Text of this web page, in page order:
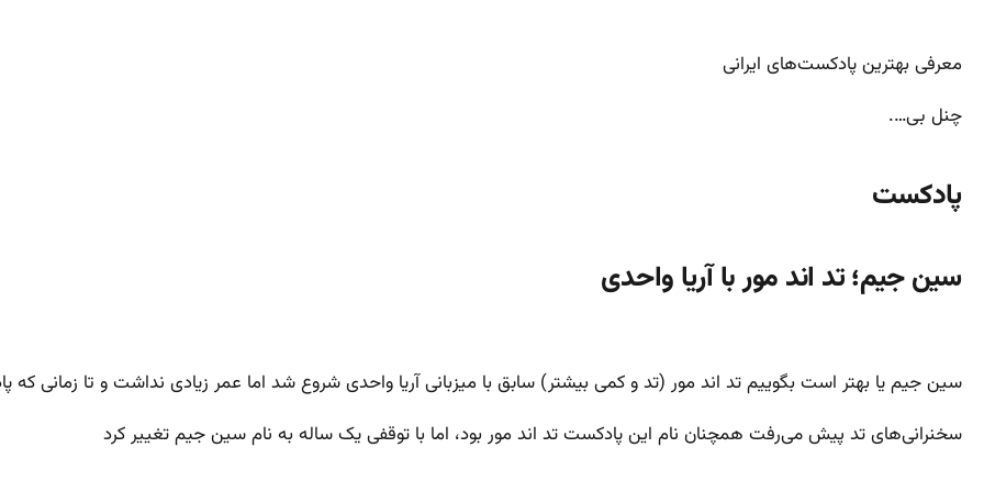
معرفی بهترین پادکست‌‌های ایرانی
چنل بی….
پادکست
سین جیم؛ تد اند مور با آریا واحدی
سین جیم یا بهتر است بگوییم تد اند مور (تد و کمی بیشتر) سابق با میزبانی آریا واحدی شروع شد اما عمر زیادی نداشت و تا زمانی
سخنرانی‌های تد پیش می‌رفت همچنان نام این پادکست تد اند مور بود، اما با توقفی یک ساله به نام سین جیم تغییر کرد